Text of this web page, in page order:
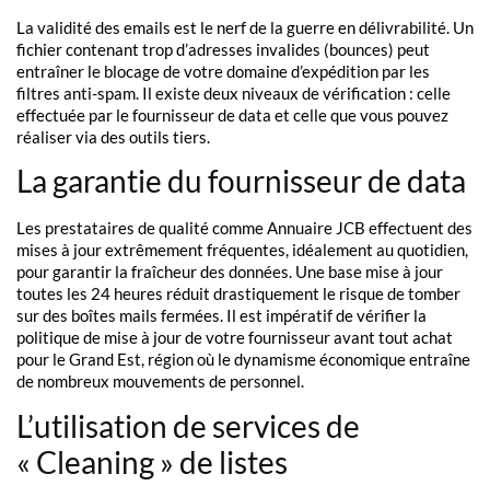
La validité des emails est le nerf de la guerre en délivrabilité. Un
fichier contenant trop d’adresses invalides (bounces) peut
entraîner le blocage de votre domaine d’expédition par les
filtres anti-spam. Il existe deux niveaux de vérification : celle
effectuée par le fournisseur de data et celle que vous pouvez
réaliser via des outils tiers.
La garantie du fournisseur de data
Les prestataires de qualité comme Annuaire JCB effectuent des
mises à jour extrêmement fréquentes, idéalement au quotidien,
pour garantir la fraîcheur des données. Une base mise à jour
toutes les 24 heures réduit drastiquement le risque de tomber
sur des boîtes mails fermées. Il est impératif de vérifier la
politique de mise à jour de votre fournisseur avant tout achat
pour le Grand Est, région où le dynamisme économique entraîne
de nombreux mouvements de personnel.
L’utilisation de services de
« Cleaning » de listes